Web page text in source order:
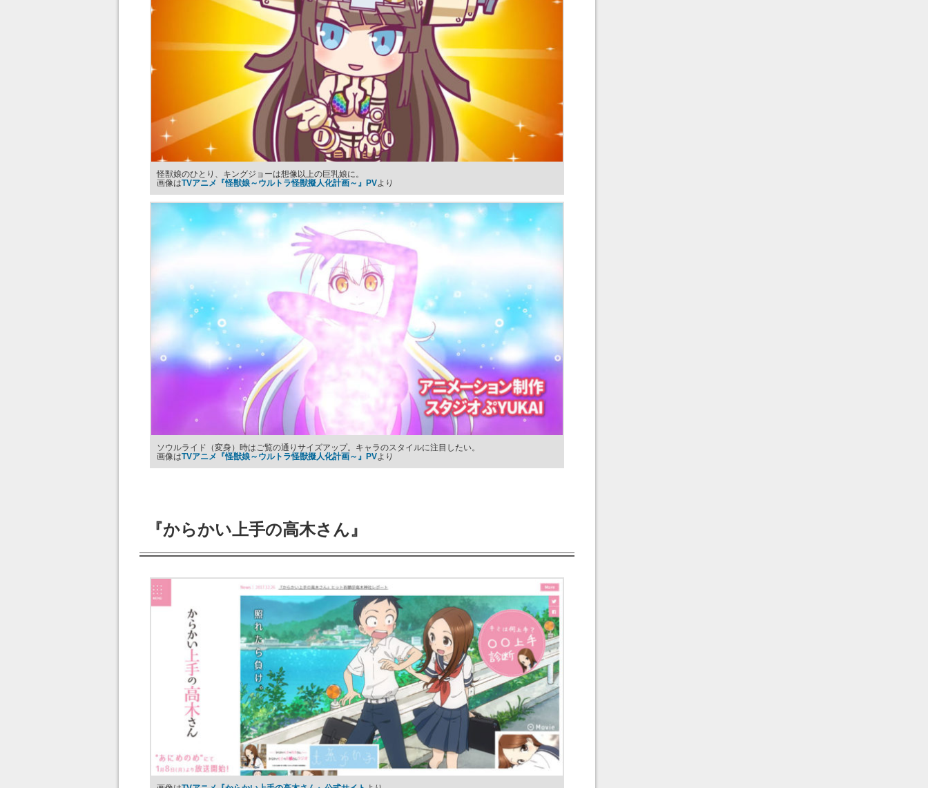
怪獣娘のひとり、キングジョーは想像以上の巨乳娘に。
画像はTVアニメ『怪獣娘～ウルトラ怪獣擬人化計画～』PVより
ソウルライド（変身）時はご覧の通りサイズアップ。キャラのスタイルに注目したい。
画像はTVアニメ『怪獣娘～ウルトラ怪獣擬人化計画～』PVより
『からかい上手の高木さん』